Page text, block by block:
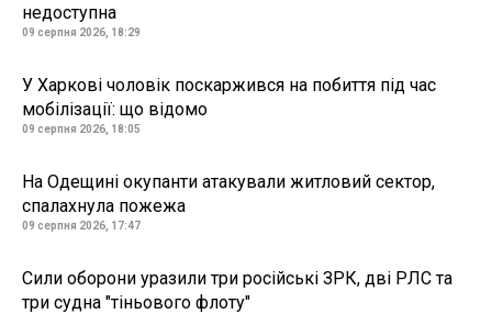
недоступна
09 серпня 2026, 18:29
У Харкові чоловік поскаржився на побиття під час
мобілізації: що відомо
09 серпня 2026, 18:05
На Одещині окупанти атакували житловий сектор,
спалахнула пожежа
09 серпня 2026, 17:47
Сили оборони уразили три російські ЗРК, дві РЛС та
три судна "тіньового флоту"